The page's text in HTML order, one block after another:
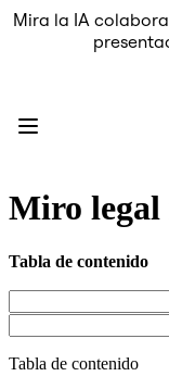
Mira la IA
Miro
Tabla de contenido
Tabla de contenido